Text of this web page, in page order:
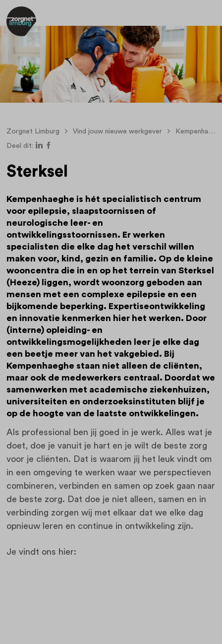
Zorgnet Limburg Vind jouw nieuwe werkgever Kempenhaeghe
Deel dit:
Sterksel
Kempenhaeghe is hét specialistisch centrum
voor epilepsie, slaapstoornissen of
neurologische leer- en
ontwikkelingsstoornissen. Er werken
specialisten die elke dag het verschil willen
maken voor, kind, gezin en familie. Op de kleine
wooncentra die in en op het terrein van Sterksel
(Heeze) liggen, wordt woonzorg geboden aan
mensen met een complexe epilepsie en een
bijkomende beperking. Expertiseontwikkeling
en innovatie kenmerken hier het werken. Door
(interne) opleiding- en
ontwikkelingsmogelijkheden leer je elke dag
een beetje meer van het vakgebied. Bij
Kempenhaeghe staan niet alleen de cliënten,
maar ook de medewerkers centraal. Doordat we
samenwerken met academische ziekenhuizen,
universiteiten en onderzoeksinstituten blijf je
op de hoogte van de laatste ontwikkelingen.
Als professional ben jij goed in je werk. Alles wat je
doet, doe je vanuit je hart en je wilt de beste zorg
voor je cliënten. Dat is waarom jij het leuk vindt om
in een omgeving te werken waar we perspectieven
combineren, verbinden en samen op zoek gaan naar
de beste zorg. Dat doe je niet alleen, samen en in
verbinding zorgen wij met elkaar dat we elke dag
opnieuw leren en continue in ontwikkeling zijn.
Je vindt ons hier: